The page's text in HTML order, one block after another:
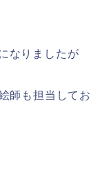
なりましたが
師も担当してお